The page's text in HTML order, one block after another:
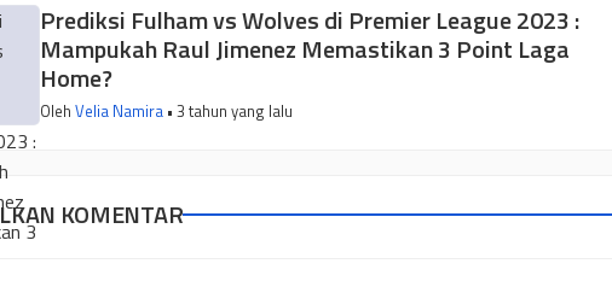
Prediksi Fulham vs Wolves di Premier League 2023 :
Mampukah Raul Jimenez Memastikan 3 Point Laga
Home?
Oleh Velia Namira • 3 tahun yang lalu
KOMENTAR